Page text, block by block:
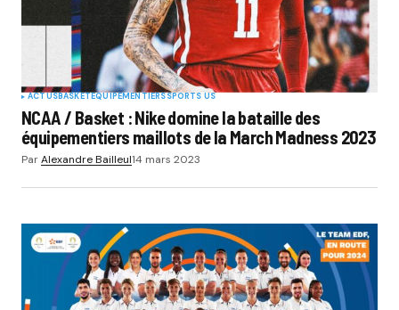
ACTUSBASKETEQUIPEMENTIERSSPORTS US
NCAA / Basket : Nike domine la bataille des
équipementiers maillots de la March Madness 2023
ParAlexandre Bailleul14 mars 2023